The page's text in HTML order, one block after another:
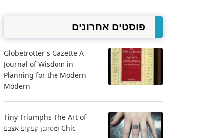
פוסטים אחרונים
Globetrotter's Gazette A
Journal of Wisdom in
Planning for the Modern
Modern
Tiny Triumphs The Art of
Chic ומסוגנן קעקוע אצבע